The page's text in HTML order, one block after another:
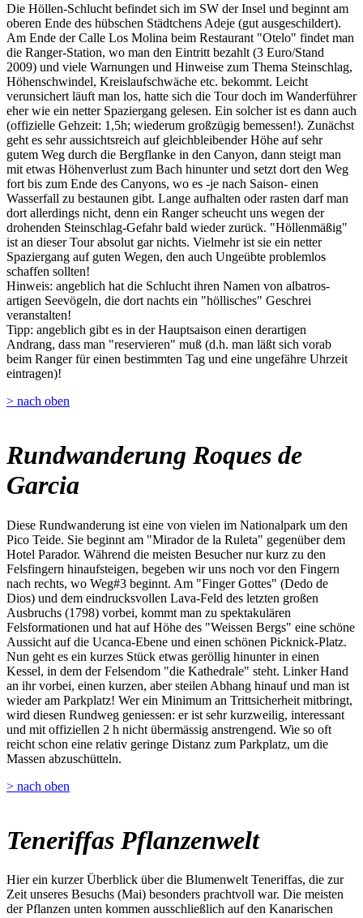
Die Höllen-Schlucht befindet sich im SW der Insel und beginnt am
oberen Ende des hübschen Städtchens Adeje (gut ausgeschildert).
Am Ende der Calle Los Molina beim Restaurant "Otelo" findet man
die Ranger-Station, wo man den Eintritt bezahlt (3 Euro/Stand
2009) und viele Warnungen und Hinweise zum Thema Steinschlag,
Höhenschwindel, Kreislaufschwäche etc. bekommt. Leicht
verunsichert läuft man los, hatte sich die Tour doch im Wanderführer
eher wie ein netter Spaziergang gelesen. Ein solcher ist es dann auch
(offizielle Gehzeit: 1,5h; wiederum großzügig bemessen!). Zunächst
geht es sehr aussichtsreich auf gleichbleibender Höhe auf sehr
gutem Weg durch die Bergflanke in den Canyon, dann steigt man
mit etwas Höhenverlust zum Bach hinunter und setzt dort den Weg
fort bis zum Ende des Canyons, wo es -je nach Saison- einen
Wasserfall zu bestaunen gibt. Lange aufhalten oder rasten darf man
dort allerdings nicht, denn ein Ranger scheucht uns wegen der
drohenden Steinschlag-Gefahr bald wieder zurück. "Höllenmäßig"
ist an dieser Tour absolut gar nichts. Vielmehr ist sie ein netter
Spaziergang auf guten Wegen, den auch Ungeübte problemlos
schaffen sollten!
Hinweis: angeblich hat die Schlucht ihren Namen von albatros-
artigen Seevögeln, die dort nachts ein "höllisches" Geschrei
veranstalten!
Tipp: angeblich gibt es in der Hauptsaison einen derartigen
Andrang, dass man "reservieren" muß (d.h. man läßt sich vorab
beim Ranger für einen bestimmten Tag und eine ungefähre Uhrzeit
eintragen)!
> nach oben
Rundwanderung Roques de
Garcia
Diese Rundwanderung ist eine von vielen im Nationalpark um den
Pico Teide. Sie beginnt am "Mirador de la Ruleta" gegenüber dem
Hotel Parador. Während die meisten Besucher nur kurz zu den
Felsfingern hinaufsteigen, begeben wir uns noch vor den Fingern
nach rechts, wo Weg#3 beginnt. Am "Finger Gottes" (Dedo de
Dios) und dem eindrucksvollen Lava-Feld des letzten großen
Ausbruchs (1798) vorbei, kommt man zu spektakulären
Felsformationen und hat auf Höhe des "Weissen Bergs" eine schöne
Aussicht auf die Ucanca-Ebene und einen schönen Picknick-Platz.
Nun geht es ein kurzes Stück etwas geröllig hinunter in einen
Kessel, in dem der Felsendom "die Kathedrale" steht. Linker Hand
an ihr vorbei, einen kurzen, aber steilen Abhang hinauf und man ist
wieder am Parkplatz! Wer ein Minimum an Trittsicherheit mitbringt,
wird diesen Rundweg geniessen: er ist sehr kurzweilig, interessant
und mit offiziellen 2 h nicht übermässig anstrengend. Wie so oft
reicht schon eine relativ geringe Distanz zum Parkplatz, um die
Massen abzuschütteln.
> nach oben
Teneriffas Pflanzenwelt
Hier ein kurzer Überblick über die Blumenwelt Teneriffas, die zur
Zeit unseres Besuchs (Mai) besonders prachtvoll war. Die meisten
der Pflanzen unten kommen ausschließlich auf den Kanarischen